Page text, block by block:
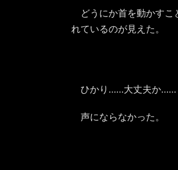
どうにか首を動かすこ
れているのが見えた。
ひかり……大丈夫か……
声にならなかった。